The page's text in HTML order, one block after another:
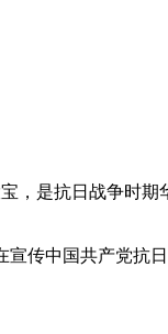
，是抗日战争时
宣传中国共产党